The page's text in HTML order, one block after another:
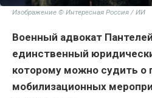
Изображение © Интересная Россия / ИИ
Военный адвокат
единственный
которому можно судить о
мобилизационных